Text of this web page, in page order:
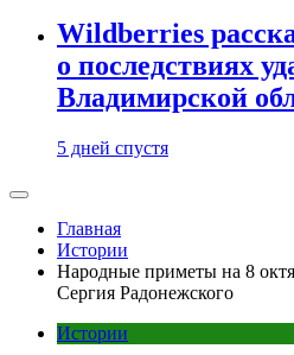
Wildberries
о последствиях
Владимирской
5 дней спустя
Главная
Истории
Народные приметы на 8
Сергия Радонежского
Истории